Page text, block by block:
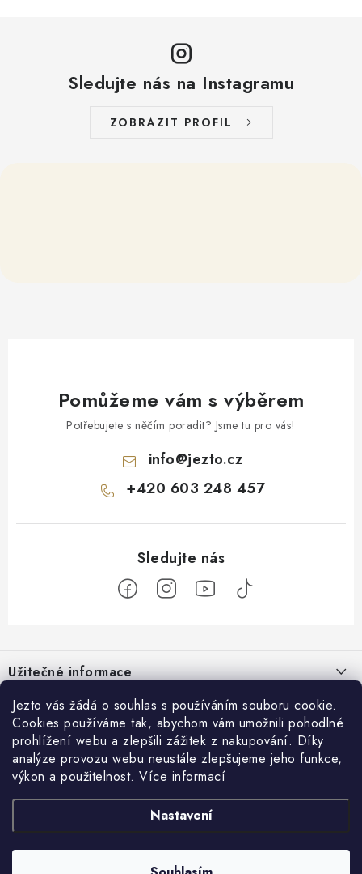
Jezto vás žádá o souhlas s používáním souboru cookie.
Cookies používáme tak, abychom vám umožnili pohodlné
prohlížení webu a zlepšili zážitek z nakupování. Díky
analýze provozu webu neustále zlepšujeme jeho funkce,
výkon a použitelnost. Více informací
Nastavení
Sledujte nás na Instagramu
ZOBRAZIT PROFIL
Pomůžeme vám s výběrem
Potřebujete s něčím poradit? Jsme tu pro vás!
info@jezto.cz
+420 603 248 457
pUžitečné informace
O nás
Náš příběh
Firemní dárky
Kariéra
Blog
Zákaznický servis
Obchodní podmínky
Ochrana osobních údajů
Doprava & platba
Hodnocení obchodu
Přijímáme online platby
Facebook